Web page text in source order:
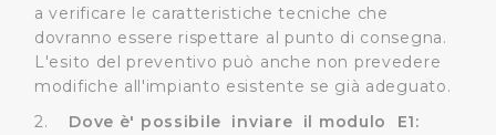
a verificare le caratteristiche tecniche che
dovranno essere rispettare al punto di consegna.
L'esito del preventivo può anche non prevedere
modifiche all'impianto esistente se già adeguato.
2.
Dove è' possibile inviare il modulo E1: